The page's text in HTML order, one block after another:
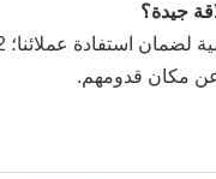
مكان قدومهم.